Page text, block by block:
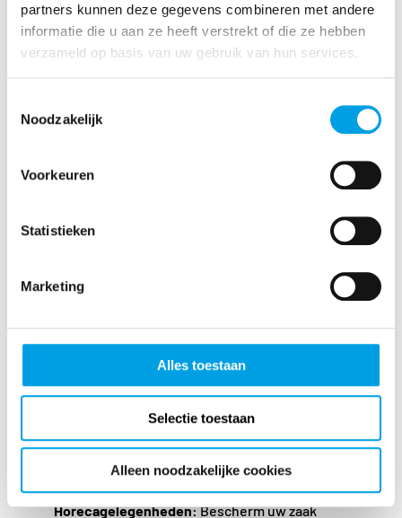
partners kunnen deze gegevens combineren met andere
informatie die u aan ze heeft verstrekt of die ze hebben
verzameld op basis van uw gebruik van hun services.
Noodzakelijk
Voorkeuren
Statistieken
Marketing
Alles toestaan
Selectie toestaan
Alleen noodzakelijke cookies
Betrouwbare
bedrijf of woning
beveiligingsbehoeften. Daarom biedt M2
voor inbraaksystemen met mistgeneratoren.
Hier zijn enkele voorbeelden van bedrijven en
panden waar een mistgenerator een cruciale
rol speelt in de inbraakpreventie:
Winkels en magazijnen:Bescherm
waardevolle voorraad tegen snelle ramkraken.
Kantoren:Voorkom dat indringers gevoelige
informatie of apparatuur meenemen.
Horecagelegenheden:Bescherm uw zaak